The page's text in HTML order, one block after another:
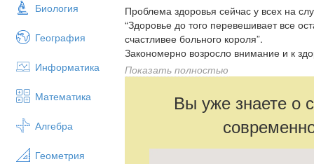
Биология
География
Информатика
Математика
Алгебра
Геометрия
Проблема здоровья сейчас у всех на
“Здоровье до того перевешивает все
счастливее больного короля”.
Закономерно возросло внимание и к
состояние здоровья подрастающего
благополучия общества и
ситуацию, но и дающий точный
К сожалению современная школа не
педагогам. Как показывают
с хроническими заболеваниями и
Технология – это продуманная
Показать полностью
Вы уже знаете о